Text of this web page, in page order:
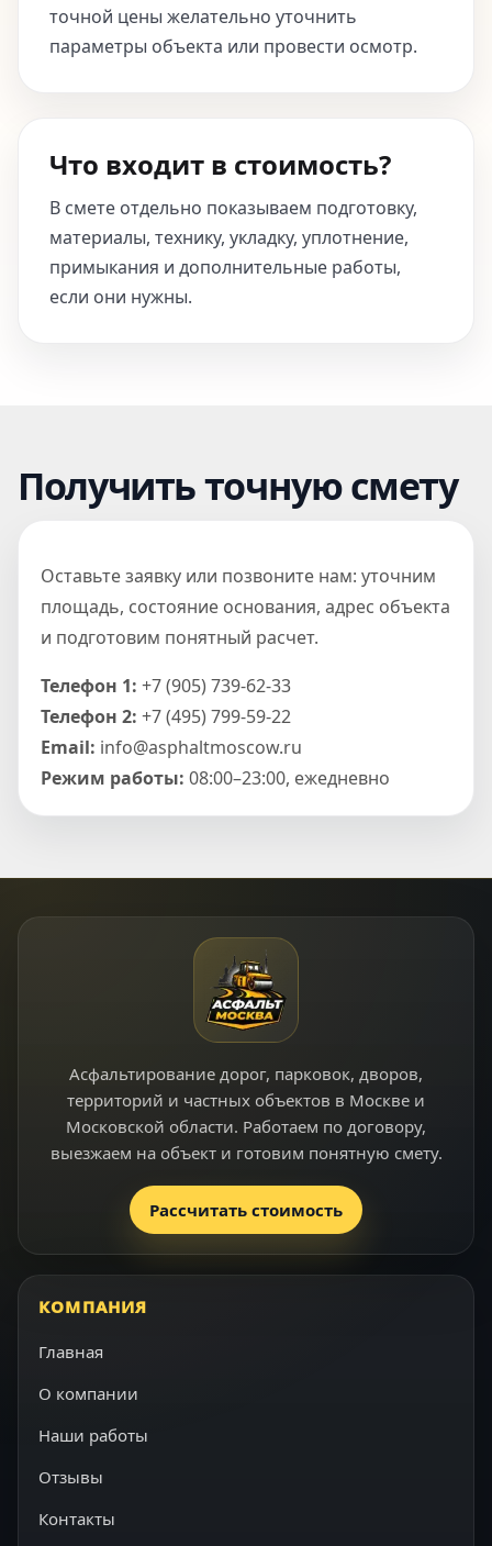
точной цены желательно уточнить
параметры объекта или провести осмотр.
Что входит в стоимость?
В смете отдельно показываем подготовку,
материалы, технику, укладку, уплотнение,
примыкания и дополнительные работы,
если они нужны.
Получить точную смету
Оставьте заявку или позвоните нам: уточним
площадь, состояние основания, адрес объекта
и подготовим понятный расчет.
Телефон 1: +7 (905) 739-62-33
Телефон 2: +7 (495) 799-59-22
Email: info@asphaltmoscow.ru
Режим работы: 08:00–23:00, ежедневно
Асфальтирование дорог, парковок, дворов,
территорий и частных объектов в Москве и
Московской области. Работаем по договору,
выезжаем на объект и готовим понятную смету.
Рассчитать стоимость
КОМПАНИЯ
Главная
О компании
Наши работы
Отзывы
Контакты